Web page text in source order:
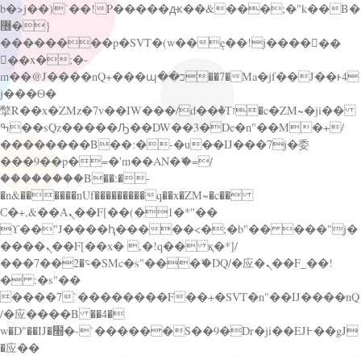
b�>j��)΄��!P�����ԫ��&���;�"k��B�
޶�}
��������p�SVT�(w��ę��!j������
��x�;�-
m��@J����nQ+���պ��כ��7�Ma�jf��J��ͱ4
j���Ѳ�
撆R��x�ZMz�7v��IW���/d��ٞ�Тז�c�ZM~�ji��
ߒ��sQz�����Ԡ��DW��3�De�n"��M�+/
��������B��:�-�u��IJ���7j�委
���9��p�=�'m��AN�ޭ�=/
��������B��:�-
�n&������nUf���������q��x�ZM~�c��
Ϲ�+,&��Ὰܢ��F[��(�1�*"��
ϒ��"J����ԧ�����<�;�b"�� ���"j�
����ܢ��F[��x� ,�!q�� қ�*]/
���؝�2��7�SMc�s"���ޭ�DQ/�应�ܢ��F_��!
� :�s"��
����7`��������F��+�SVT�n"��IJ����nQ
/�应����B ��4�
w�D"��IJ�׭�-`������S��9�Dr�ji��EJ߅��gJ
�应��